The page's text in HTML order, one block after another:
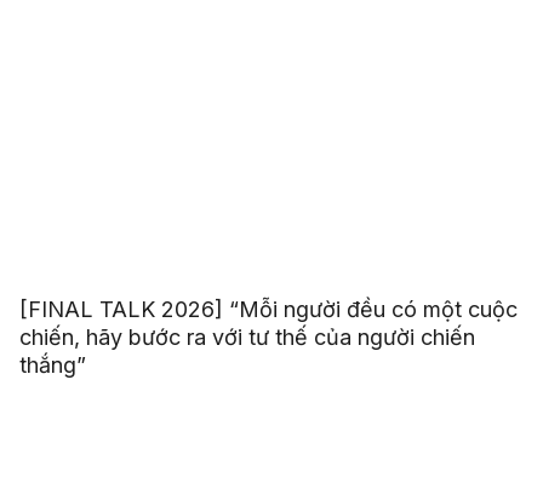
[FINAL TALK 2026] “Mỗi người đều có một cuộc
chiến, hãy bước ra với tư thế của người chiến
thắng”